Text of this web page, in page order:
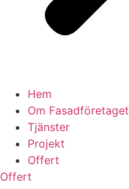
Hem
Om Fasadföretaget
Tjänster
Projekt
Offert
Offert